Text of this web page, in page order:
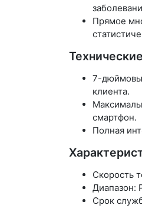
Прямое
7-
клиента.
смартфон.
Полная
Скорость
Диапазон:
Срок